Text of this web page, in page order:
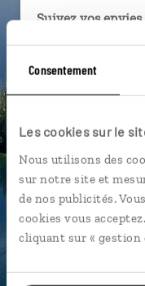
Consentement
Les cookies sur le
Nous utilisons des
sur notre site et
de nos publicités.
cookies vous
cliquant sur « gestion
Suivez vos
Ils sauront
près de vos
connectés en
téléphone.
Vous gardez
pendant et